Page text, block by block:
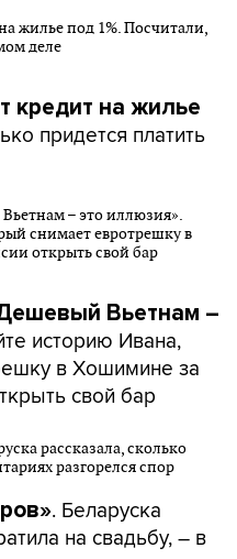
кредит на жилье
придется платить
Вьетнам –
историю Ивана,
в Хошимине за
свой бар
. Беларуска
на свадьбу, – в